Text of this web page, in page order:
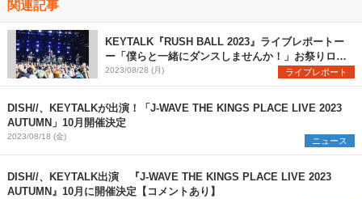
関連記事
KEYTALK『RUSH BALL 2023』ライブレポートー
ー「僕らと一緒にダンスしませんか！」お祭りロッ
クバンドの真価を発揮
2023/08/28 (月) ライブレポート
DISH//、KEYTALKが出演！「J-WAVE THE KINGS PLACE LIVE 2023
AUTUMN」10月開催決定
2023/08/18 (金) ニュース
DISH//、KEYTALK出演 『J-WAVE THE KINGS PLACE LIVE 2023
AUTUMN』10月に開催決定【コメントあり】